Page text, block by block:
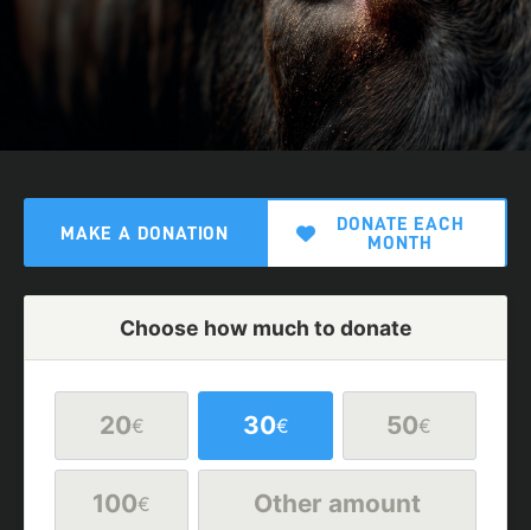
MAKE A DONATION
DONATE EACH
MONTH
Choose how much to donate
20€ 30€ 50€
100€ Other amount